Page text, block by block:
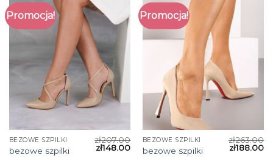
Promocja!
BEZOWE SZPILKI
bezowe szpilki
zł207.00
zł148.00
Promocja!
BEZOWE SZPILKI
bezowe szpilki
zł263.00
zł188.00